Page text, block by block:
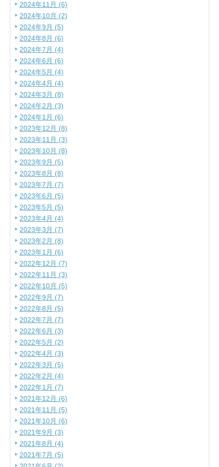
2024年11月 (6)
2024年10月 (2)
2024年9月 (5)
2024年8月 (6)
2024年7月 (4)
2024年6月 (6)
2024年5月 (4)
2024年4月 (4)
2024年3月 (8)
2024年2月 (3)
2024年1月 (6)
2023年12月 (8)
2023年11月 (3)
2023年10月 (8)
2023年9月 (5)
2023年8月 (8)
2023年7月 (7)
2023年6月 (5)
2023年5月 (5)
2023年4月 (4)
2023年3月 (7)
2023年2月 (8)
2023年1月 (6)
2022年12月 (7)
2022年11月 (3)
2022年10月 (5)
2022年9月 (7)
2022年8月 (5)
2022年7月 (7)
2022年6月 (3)
2022年5月 (2)
2022年4月 (3)
2022年3月 (5)
2022年2月 (4)
2022年1月 (7)
2021年12月 (6)
2021年11月 (5)
2021年10月 (6)
2021年9月 (3)
2021年8月 (4)
2021年7月 (5)